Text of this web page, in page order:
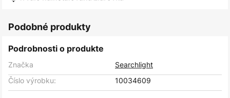
Podobné produkty
Podrobnosti o produkte
Značka
Searchlight
Číslo výrobku:
10034609